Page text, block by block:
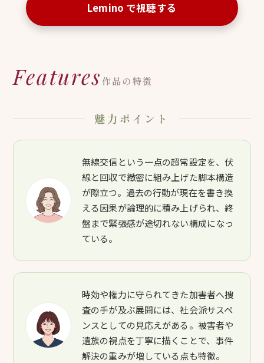
Lemino で視聴する
Features 作品の特徴
魅力ポイント
無線交信という一点の超常設定を、伏
線と回収で緻密に組み上げた脚本構造
が際立つ。過去の行動が現在を書き換
える因果が論理的に積み上げられ、終
盤まで緊張感が途切れない構成になっ
ている。
時効や権力に守られてきた加害者へ捜
査の手が及ぶ展開には、社会派サスペ
ンスとしての見応えがある。被害者や
遺族の視点を丁寧に描くことで、事件
解決の重みが増している点も特徴。